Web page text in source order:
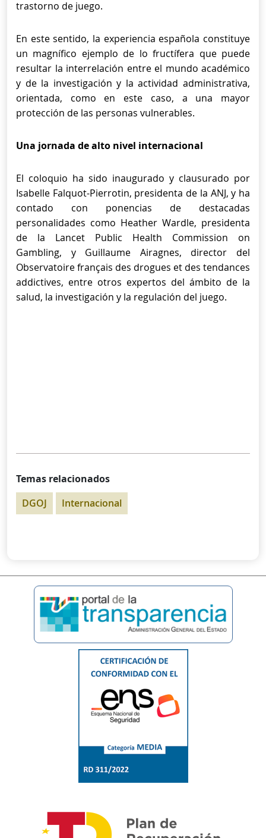
trastorno de juego.
En este sentido, la experiencia española constituye
un magnífico ejemplo de lo fructífera que puede
resultar la interrelación entre el mundo académico
y de la investigación y la actividad administrativa,
orientada, como en este caso, a una mayor
protección de las personas vulnerables.
Una jornada de alto nivel internacional
El coloquio ha sido inaugurado y clausurado por
Isabelle Falquot-Pierrotin, presidenta de la ANJ, y ha
contado con ponencias de destacadas
personalidades como Heather Wardle, presidenta
de la Lancet Public Health Commission on
Gambling, y Guillaume Airagnes, director del
Observatoire français des drogues et des tendances
addictives, entre otros expertos del ámbito de la
salud, la investigación y la regulación del juego.
Temas relacionados
DGOJ
Internacional